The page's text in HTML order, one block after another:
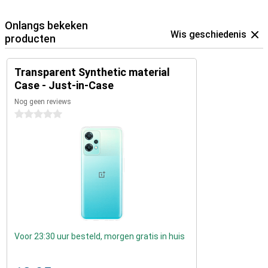
Onlangs bekeken
producten
Wis geschiedenis
Transparent Synthetic material
Case - Just-in-Case
Nog geen reviews
0 sterren
Voor 23:30 uur besteld, morgen gratis in huis